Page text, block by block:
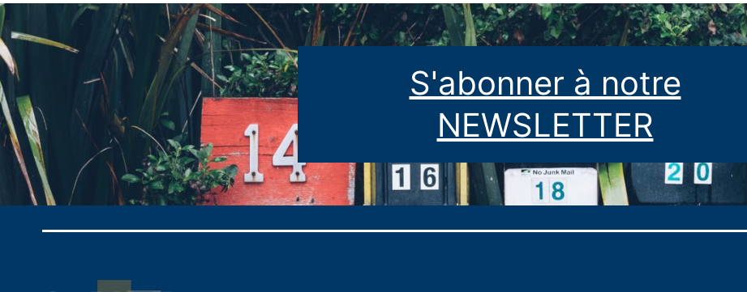
S'abonner à notre
NEWSLETTER